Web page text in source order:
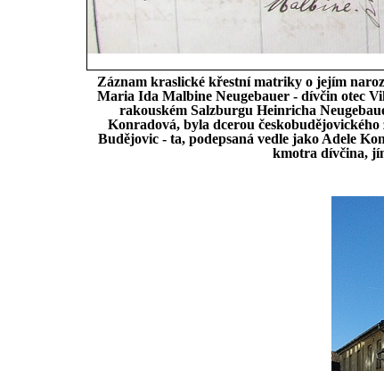
Záznam kraslické křestní matriky o jejím
Maria Ida Malbine Neugebauer - dívčin otec
rakouském Salzburgu Heinricha
Konradová, byla dcerou
Budějovic - ta, podepsaná vedle jako Adele
kmotra dívčina,